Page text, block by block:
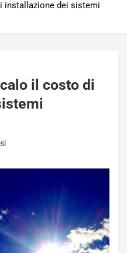
installazione dei sistemi
il costo di